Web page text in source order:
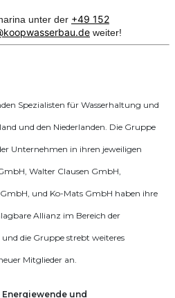
unter der +49 152
weiter!
Spezialisten für Wasserhaltung und
und den Niederlanden. Die Gruppe
Unternehmen in ihren jeweiligen
Walter Clausen GmbH,
und Ko-Mats GmbH haben ihre
Allianz im Bereich der
die Gruppe strebt weiteres
Mitglieder an.
und